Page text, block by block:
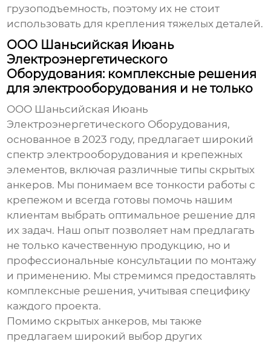
грузоподъемность, поэтому их не стоит
использовать для крепления тяжелых деталей.
ООО Шаньсийская Июань
Электроэнергетического
Оборудования: комплексные решения
для электрооборудования и не только
ООО Шаньсийская Июань
Электроэнергетического Оборудования,
основанное в 2023 году, предлагает широкий
спектр электрооборудования и крепежных
элементов, включая различные типы скрытых
анкеров. Мы понимаем все тонкости работы с
крепежом и всегда готовы помочь нашим
клиентам выбрать оптимальное решение для
их задач. Наш опыт позволяет нам предлагать
не только качественную продукцию, но и
профессиональные консультации по монтажу
и применению. Мы стремимся предоставлять
комплексные решения, учитывая специфику
каждого проекта.
Помимо скрытых анкеров, мы также
предлагаем широкий выбор других